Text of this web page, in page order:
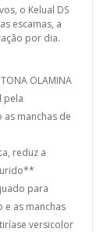
o Kelual DS
escamas, a
por dia.
OLAMINA
pela
manchas de
reduz a
para
e as manchas
versicolor